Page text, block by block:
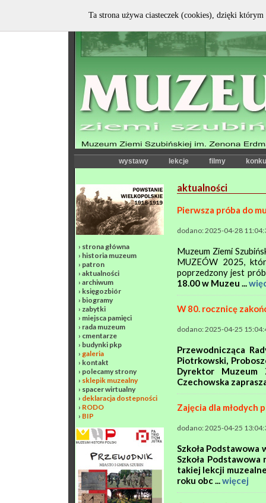
wystawy lekcje filmy
› strona główna
› historia muzeum
› patron
› aktualności
› archiwum
› księgozbiór
› biogramy
› zabytki
› miejsca pamięci
› rada muzeum
› cmentarze
› budynki pkp
› galeria
› kontakt
› polecamy strony
› sklepik muzealny
› spacer wirtualny
› deklaracja dostepności
› RODO
› BIP
aktualności
Pierwsza próba do
dodano: 2025-04-28
Muzeum Ziemi
MUZEÓW 2025,
poprzedzony jest
18.00 w Muzeu ...
W 80. rocznicę
dodano: 2025-04-25
Przewodnicząca
Piotrkowski,
Dyrektor Muzeum
Czechowska
Zajęcia dla młodych
dodano: 2025-04-25
Szkoła Podstawowa
Szkoła
takiej lekcji
roku obc ...więcej
Ta strona używa ciasteczek (cookies), dzięki